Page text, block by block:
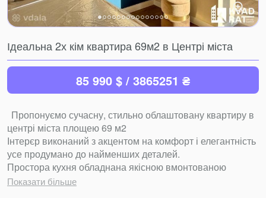
Ідеальна 2х кім квартира 69м2 в Центрі міста
85 990 $ / 3865251 ₴
Пропонуємо сучасну, стильно облаштовану квартиру в
центрі міста площею 69 м2
Інтерєр виконаний з акцентом на комфорт і елегантність
усе продумано до найменших деталей.
Простора кухня обладнана якісною вмонтованою
технікою, дизайнерськими меблями та круглим обіднім
Показати більше